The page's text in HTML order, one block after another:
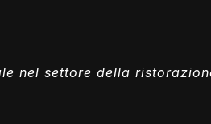
nel settore della